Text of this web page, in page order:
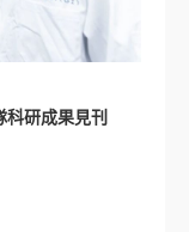
科研成果見刊